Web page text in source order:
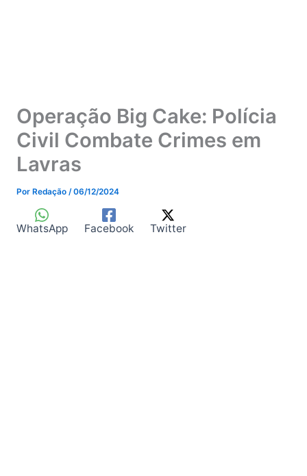
Operação Big Cake: Polícia
Civil Combate Crimes em
Lavras
Por Redação /06/12/2024
WhatsApp Facebook Twitter